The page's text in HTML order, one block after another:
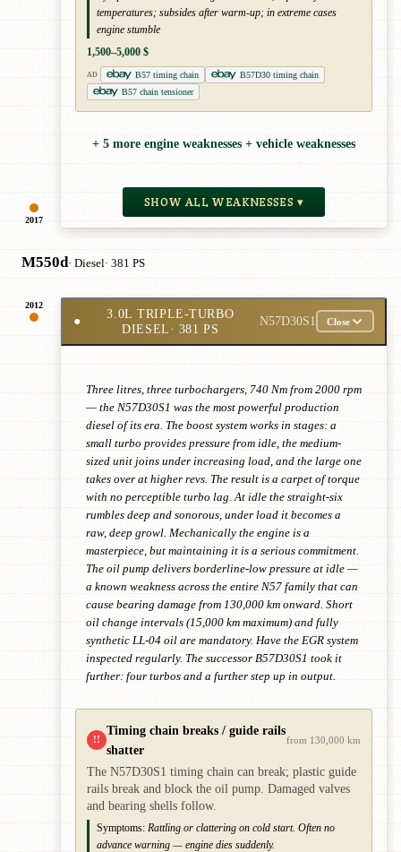
2017
temperatures; subsides after warm-up; in extreme cases
engine stumble
1,500–5,000 $
AD B57 timing chain
B57D30 timing chain
B57 chain tensioner
+ 5 more engine weaknesses + vehicle weaknesses
SHOW ALL WEAKNESSES ▾
M550d· Diesel· 381 PS
2012
●
3.0L TRIPLE-TURBO
DIESEL· 381 PS
N57D30S1 Close
Three litres, three turbochargers, 740 Nm from 2000 rpm
— the N57D30S1 was the most powerful production
diesel of its era. The boost system works in stages: a
small turbo provides pressure from idle, the medium-
sized unit joins under increasing load, and the large one
takes over at higher revs. The result is a carpet of torque
with no perceptible turbo lag. At idle the straight-six
rumbles deep and sonorous, under load it becomes a
raw, deep growl. Mechanically the engine is a
masterpiece, but maintaining it is a serious commitment.
The oil pump delivers borderline-low pressure at idle —
a known weakness across the entire N57 family that can
cause bearing damage from 130,000 km onward. Short
oil change intervals (15,000 km maximum) and fully
synthetic LL-04 oil are mandatory. Have the EGR system
inspected regularly. The successor B57D30S1 took it
further: four turbos and a further step up in output.
!!
Timing chain breaks / guide rails
shatter
from 130,000 km
The N57D30S1 timing chain can break; plastic guide
rails break and block the oil pump. Damaged valves
and bearing shells follow.
Symptoms: Rattling or clattering on cold start. Often no
advance warning — engine dies suddenly.